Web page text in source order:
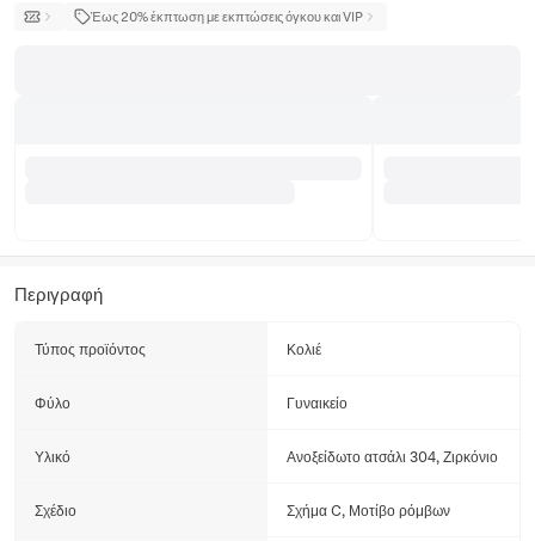
Έως 20% έκπτωση με εκπτώσεις όγκου και VIP
Περιγραφή
Τύπος προϊόντος Κολιέ
Φύλο Γυναικείο
Υλικό Ανοξείδωτο ατσάλι 304, Ζιρκόνιο
Σχέδιο Σχήμα C, Μοτίβο ρόμβων